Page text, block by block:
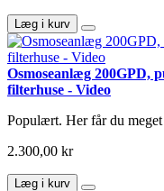
Læg i kurv
Osmoseanlæg 200GPD,
filterhuse - Video
Populært. Her får du
2.300,00 kr
Læg i kurv